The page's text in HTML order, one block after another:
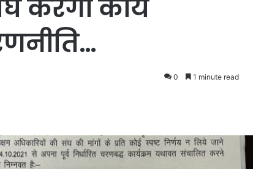
करेगा कार्य
0 1 minute read